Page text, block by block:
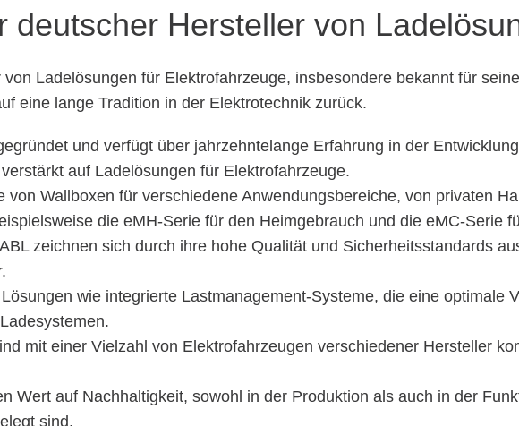
deutscher Hersteller von
Ladelösungen für Elektrofahrzeuge, insbesondere bekannt für
eine lange Tradition in der Elektrotechnik zurück.
und verfügt über jahrzehntelange Erfahrung in der
auf Ladelösungen für Elektrofahrzeuge.
von Wallboxen für verschiedene Anwendungsbereiche, von privaten
die eMH-Serie für den Heimgebrauch und die eMC-Serie
zeichnen sich durch ihre hohe Qualität und Sicherheitsstandards
wie integrierte Lastmanagement-Systeme, die eine optimale
mit einer Vielzahl von Elektrofahrzeugen verschiedener Hersteller
Wert auf Nachhaltigkeit, sowohl in der Produktion als auch in der
sind.